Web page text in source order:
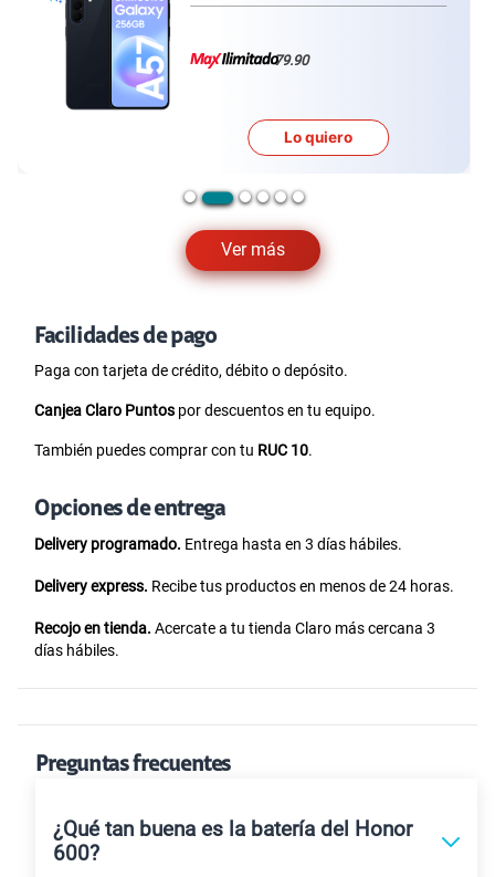
Ver más
79.90
Lo quiero
Facilidades de pago
Paga con tarjeta de crédito, débito o depósito.
Canjea Claro Puntos por descuentos en tu equipo.
También puedes comprar con tu RUC 10.
Opciones de entrega
Delivery programado. Entrega hasta en 3 días hábiles.
Delivery express. Recibe tus productos en menos de 24 horas.
Recojo en tienda. Acercate a tu tienda Claro más cercana 3
días hábiles.
Preguntas frecuentes
¿Qué tan buena es la batería del Honor
600?